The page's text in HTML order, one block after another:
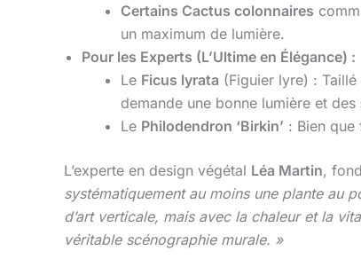
Certains Cactus colonnaires
un maximum de lumière.
Pour les Experts (L’Ultime en Élégance) :
Le Ficus lyrata (Figuier lyre) :
demande une bonne lumière et
Le Philodendron ‘Birkin’ : Bien
L’experte en design végétal Léa Martin,
systématiquement au moins une plante au
d’art verticale, mais avec la chaleur et la
véritable scénographie murale. »